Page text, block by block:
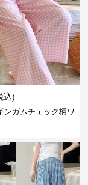
込)
ンガムチェック柄ワ